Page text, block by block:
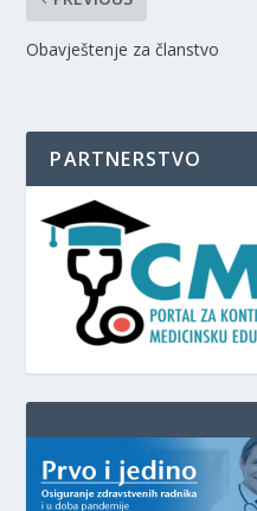
Obavještenje za članstvo
PARTNERSTVO